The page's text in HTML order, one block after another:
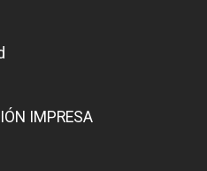
IMPRESA